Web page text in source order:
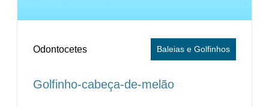
Baleias e Golfinhos
Odontocetes
Golfinho-cabeça-de-melão